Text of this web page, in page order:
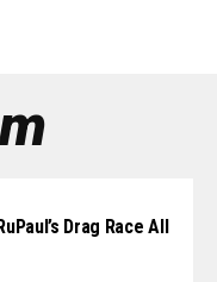
Drag Race All